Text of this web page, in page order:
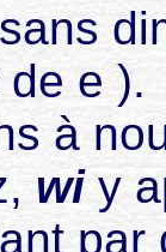
e ).
à
wi y